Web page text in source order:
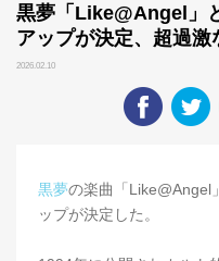
黒夢「Like@Angel」
アップが決定、超過激
2026.02.10
黒夢の楽曲「Like@Angel
ップが決定した。